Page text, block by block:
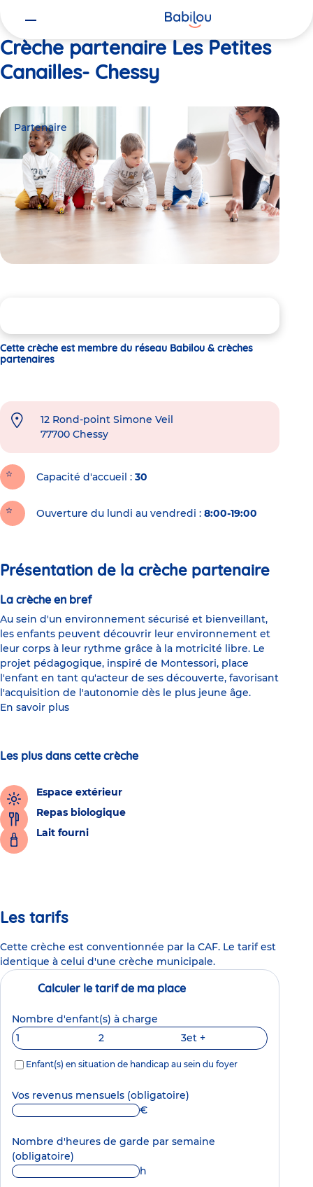
Crèche partenaire Les Petites
Canailles- Chessy
Partenaire
Cette crèche est membre du réseau Babilou & crèches
partenaires
12 Rond-point Simone Veil
77700 Chessy
Capacité d'accueil 30
Ouverture du lundi au vendredi : 8:00-19:00
Présentation de la crèche partenaire
La crèche en bref
Au sein d'un environnement sécurisé et bienveillant,
les enfants peuvent découvrir leur environnement et
leur corps à leur rythme grâce à la motricité libre. Le
projet pédagogique, inspiré de Montessori, place
l'enfant en tant qu'acteur de ses découverte, favorisant
l'acquisition de l'autonomie dès le plus jeune âge.
En savoir plus
Les plus dans cette crèche
Espace extérieur
Repas biologique
Lait fourni
Les tarifs
Cette crèche est conventionnée par la CAF. Le tarif est
identique à celui d'une crèche municipale.
Calculer le tarif de ma place
Nombre d'enfant(s) à charge
1
2 3et +
Enfant(s) en situation de handicap au sein du foyer
Vos revenus mensuels (obligatoire)
€
Nombre d'heures de garde par semaine
(obligatoire)
h